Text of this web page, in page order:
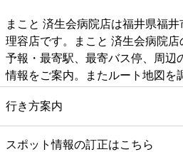
まこと 済生会病院店は福井県福
理容店です。まこと 済生会病院
予報・最寄駅、最寄バス停、周辺
情報をご案内。またルート地図を
行き方案内
スポット情報の訂正はこちら